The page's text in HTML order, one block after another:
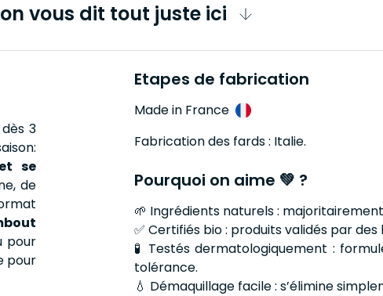
vous dit tout juste ici
3
se
de
pour
pour
Etapes de fabrication
Made in France
Fabrication des fards : Italie.
Pourquoi on aime 💚 ?
🌱 Ingrédients naturels :
✅ Certifiés bio : produits validés par
🧪 Testés dermatologiquement :
tolérance.
💧 Démaquillage facile : s’élimine